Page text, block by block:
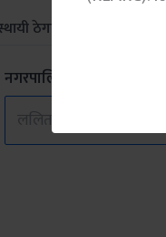
ठेगाना नै हालको ठेगाना हो
नगरपालिका/गा.पा.